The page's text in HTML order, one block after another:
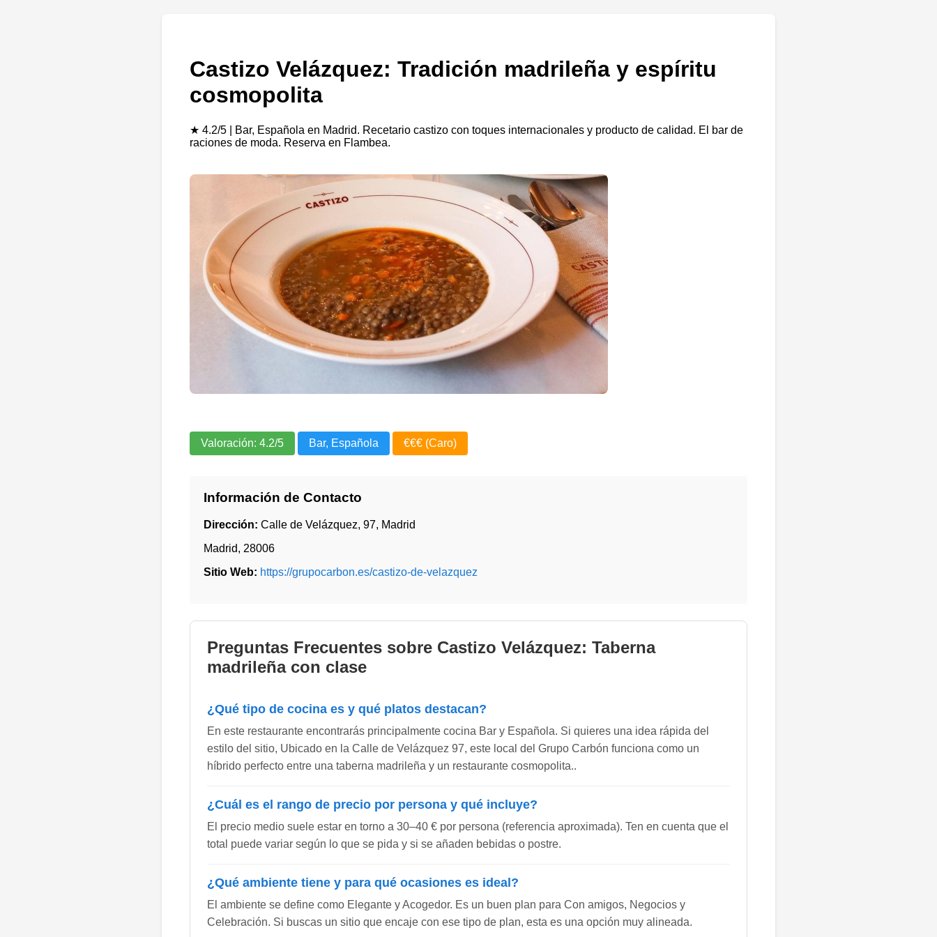
Castizo Velázquez: Tradición madrileña y espíritu
cosmopolita
★ 4.2/5 | Bar, Española en Madrid. Recetario castizo con toques internacionales y producto de calidad. El bar de
raciones de moda. Reserva en Flambea.
Valoración: 4.2/5 Bar, Española €€€ (Caro)
Información de Contacto
Dirección: Calle de Velázquez, 97, Madrid
Madrid, 28006
Sitio Web: https://grupocarbon.es/castizo-de-velazquez
Preguntas Frecuentes sobre Castizo Velázquez: Taberna
madrileña con clase
¿Qué tipo de cocina es y qué platos destacan?
En este restaurante encontrarás principalmente cocina Bar y Española. Si quieres una idea rápida del
estilo del sitio, Ubicado en la Calle de Velázquez 97, este local del Grupo Carbón funciona como un
híbrido perfecto entre una taberna madrileña y un restaurante cosmopolita..
¿Cuál es el rango de precio por persona y qué incluye?
El precio medio suele estar en torno a 30–40 € por persona (referencia aproximada). Ten en cuenta que el
total puede variar según lo que se pida y si se añaden bebidas o postre.
¿Qué ambiente tiene y para qué ocasiones es ideal?
El ambiente se define como Elegante y Acogedor. Es un buen plan para Con amigos, Negocios y
Celebración. Si buscas un sitio que encaje con ese tipo de plan, esta es una opción muy alineada.